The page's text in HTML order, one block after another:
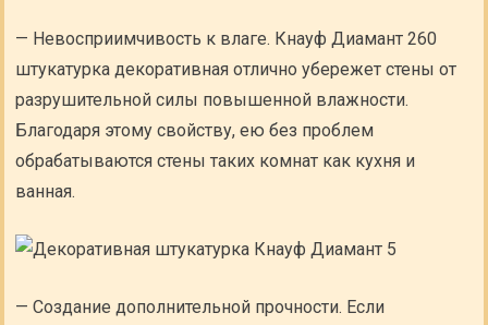
— Невосприимчивость к влаге. Кнауф Диамант 260
штукатурка декоративная отлично убережет стены от
разрушительной силы повышенной влажности.
Благодаря этому свойству, ею без проблем
обрабатываются стены таких комнат как кухня и
ванная.
— Создание дополнительной прочности. Если